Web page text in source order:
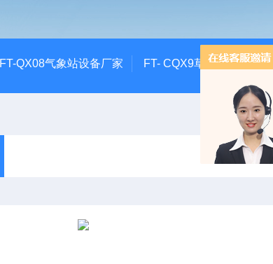
FT-QX08气象站设备厂家 FT- CQX9草原生态气象站